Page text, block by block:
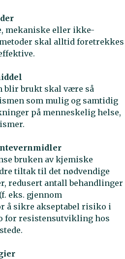
mekaniske eller ikke-
skal alltid foretrekkes
blir brukt skal være så
som mulig og samtidig
på menneskelig helse,
bruken av kjemiske
tiltak til det nødvendige
redusert antall behandlinger
eks. gjennom
å sikre akseptabel risiko i
for resistensutvikling hos